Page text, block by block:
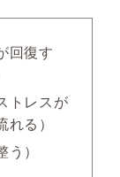
回復す
トレスが
る）
）